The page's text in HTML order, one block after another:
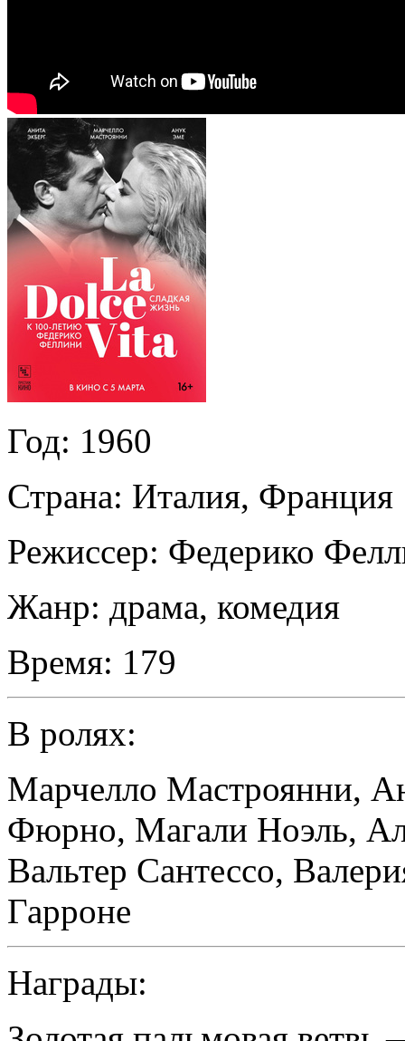
Год: 1960
Страна: Италия, Франция
Режиссер: Федерико
Жанр: драма, комедия
Время: 179
В ролях:
Марчелло Мастроянни,
Фюрно, Магали Ноэль,
Вальтер Сантессо,
Гарроне
Награды: